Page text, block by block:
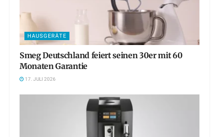
HAUSGERÄTE
Smeg Deutschland feiert seinen 30er mit 60
Monaten Garantie
17. JULI 2026